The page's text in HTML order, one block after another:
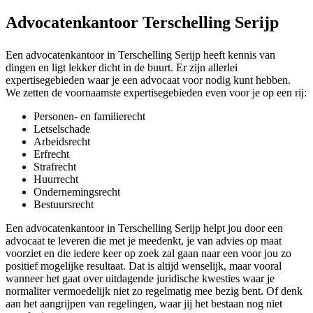
Advocatenkantoor Terschelling Serijp
Een advocatenkantoor in Terschelling Serijp heeft kennis van
dingen en ligt lekker dicht in de buurt. Er zijn allerlei
expertisegebieden waar je een advocaat voor nodig kunt hebben.
We zetten de voornaamste expertisegebieden even voor je op een rij:
Personen- en familierecht
Letselschade
Arbeidsrecht
Erfrecht
Strafrecht
Huurrecht
Ondernemingsrecht
Bestuursrecht
Een advocatenkantoor in Terschelling Serijp helpt jou door een
advocaat te leveren die met je meedenkt, je van advies op maat
voorziet en die iedere keer op zoek zal gaan naar een voor jou zo
positief mogelijke resultaat. Dat is altijd wenselijk, maar vooral
wanneer het gaat over uitdagende juridische kwesties waar je
normaliter vermoedelijk niet zo regelmatig mee bezig bent. Of denk
aan het aangrijpen van regelingen, waar jij het bestaan nog niet